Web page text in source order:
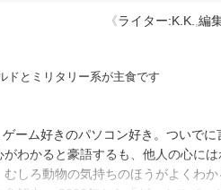
《ライター:K.K. 編
ドとミリタリー系が主食です
ーム好きのパソコン好き。ついでに
わかると豪語するも、他人の心には
しろ動物の気持ちのほうがよくわ